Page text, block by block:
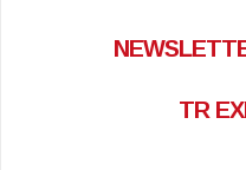
TR